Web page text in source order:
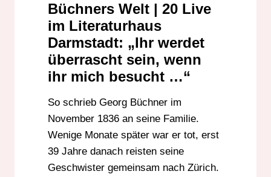
Büchners Welt | 20 Live
im Literaturhaus
Darmstadt: „Ihr werdet
überrascht sein, wenn
ihr mich besucht …“
So schrieb Georg Büchner im
November 1836 an seine Familie.
Wenige Monate später war er tot, erst
39 Jahre danach reisten seine
Geschwister gemeinsam nach Zürich.